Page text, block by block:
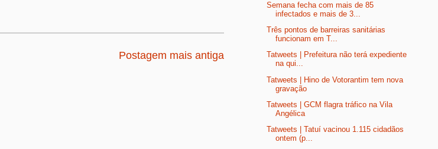
Postagem mais antiga
Semana fecha com mais de 85
infectados e mais de 3...
Três pontos de barreiras sanitárias
funcionam em T...
Tatweets | Prefeitura não terá expediente
na qui...
Tatweets | Hino de Votorantim tem nova
gravação
Tatweets | GCM flagra tráfico na Vila
Angélica
Tatweets | Tatuí vacinou 1.115 cidadãos
ontem (p...